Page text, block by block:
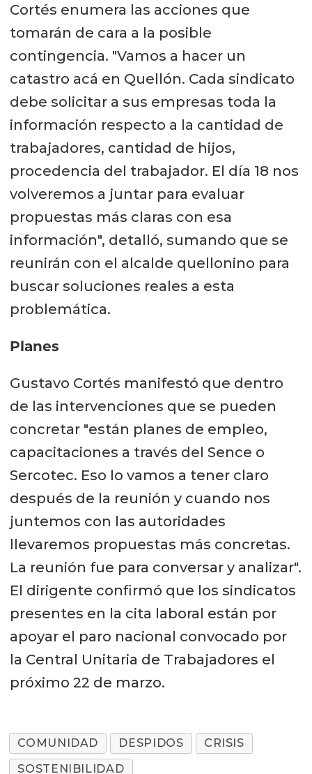
Cortés enumera las acciones que
tomarán de cara a la posible
contingencia. "Vamos a hacer un
catastro acá en Quellón. Cada sindicato
debe solicitar a sus empresas toda la
información respecto a la cantidad de
trabajadores, cantidad de hijos,
procedencia del trabajador. El día 18 nos
volveremos a juntar para evaluar
propuestas más claras con esa
información", detalló, sumando que se
reunirán con el alcalde quellonino para
buscar soluciones reales a esta
problemática.
Planes
Gustavo Cortés manifestó que dentro
de las intervenciones que se pueden
concretar "están planes de empleo,
capacitaciones a través del Sence o
Sercotec. Eso lo vamos a tener claro
después de la reunión y cuando nos
juntemos con las autoridades
llevaremos propuestas más concretas.
La reunión fue para conversar y analizar".
El dirigente confirmó que los sindicatos
presentes en la cita laboral están por
apoyar el paro nacional convocado por
la Central Unitaria de Trabajadores el
próximo 22 de marzo.
COMUNIDAD DESPIDOS
CRISIS
SOSTENIBILIDAD